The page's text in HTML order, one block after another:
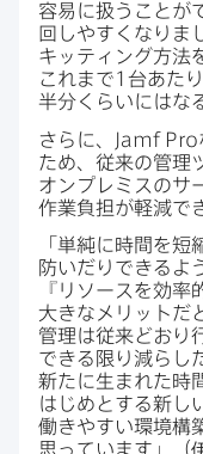
容易に​扱うことが
回しやすくなりま
キッティング方​法
これまで1台あたり
半分くらいには​な
さらに、
Jamf Pro
ため、​従来の​管理
オンプレミスの​サ
作業負担が​軽減で
「単純に​時間を​短
防いだりできるよ
『リソースを​効
大きな​メリットだ
管理は​従来どおり
できる​限り​減らし
新たに​生まれた​時
はじめと​する​新し
働きやすい​環境構
思っています」​（